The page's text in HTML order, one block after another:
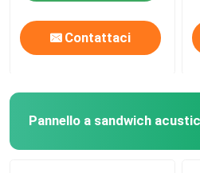
Contattaci
Pannello a sandwich